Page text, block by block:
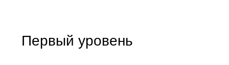
Первый уровень